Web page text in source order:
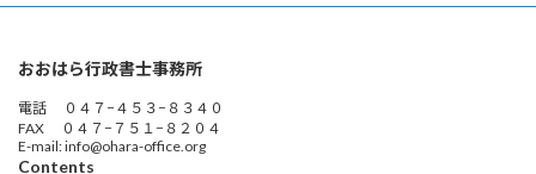
おおはら行政書士事務所
電話 ０４７−４５３−８３４０
FAX ０４７−７５１−８２０４
E-mail: info@ohara-office.org
Contents